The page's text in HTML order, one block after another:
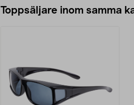
Toppsäljare inom samma